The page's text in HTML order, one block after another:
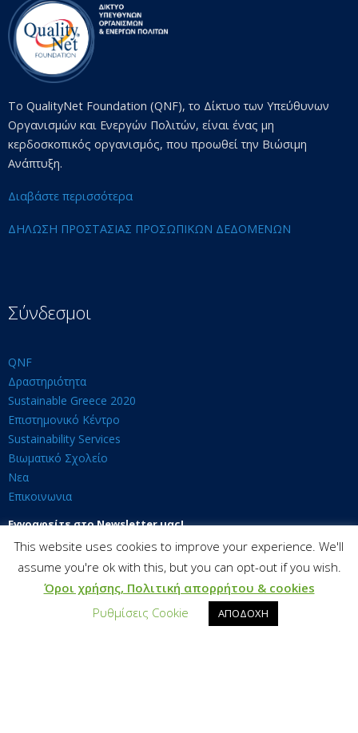
Το QualityNet Foundation (QNF), το Δίκτυο των Υπεύθυνων
Οργανισμών και Ενεργών Πολιτών, είναι ένας μη
κερδοσκοπικός οργανισμός, που προωθεί την Βιώσιμη
Ανάπτυξη.
Διαβάστε περισσότερα
ΔΗΛΩΣΗ ΠΡΟΣΤΑΣΙΑΣ ΠΡΟΣΩΠΙΚΩΝ ΔΕΔΟΜΕΝΩΝ
Σύνδεσμοι
QNF
Δραστηριότητα
Sustainable Greece 2020
Επιστημονικό Κέντρο
Sustainability Services
Βιωματικό Σχολείο
Νεα
Επικοινωνια
Εγγραφείτε στο Newsletter μας!
This website uses cookies to improve your experience. We'll
assume you're ok with this, but you can opt-out if you wish.
Όροι χρήσης, Πολιτική απορρήτου & cookies
Ρυθμίσεις Cookie
ΑΠΟΔΟΧΗ